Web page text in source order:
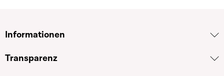
Informationen
Transparenz